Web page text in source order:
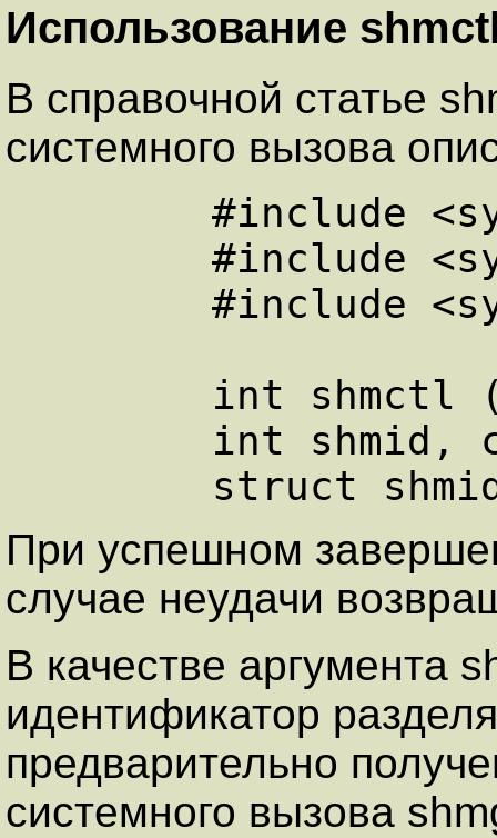
Использование
В справочной статье
системного вызова
При успешном
случае неудачи
В качестве аргумента
идентификатор
предварительно
системного вызова